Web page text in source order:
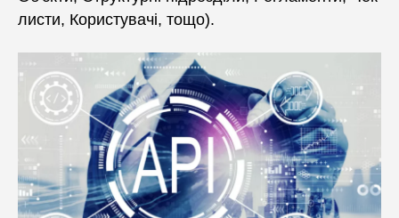
листи, Користувачі, тощо).